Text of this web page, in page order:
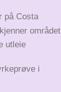
på Costa
området
utleie
i